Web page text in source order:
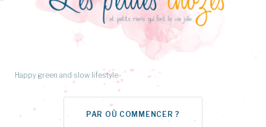
Happy green and slow lifestyle
PAR OÙ COMMENCER ?